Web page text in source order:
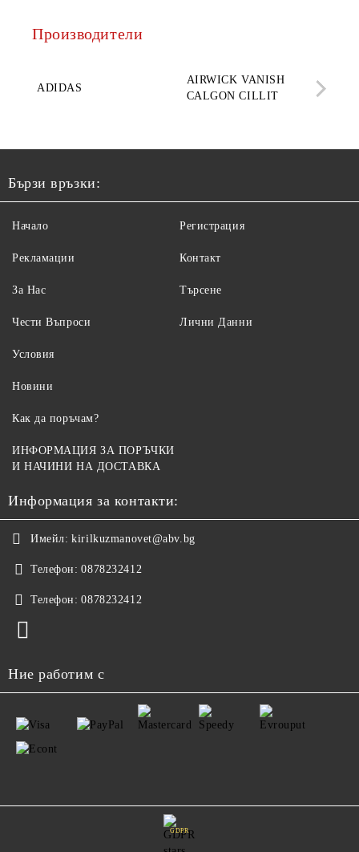
Производители
ADIDAS
AIRWICK VANISH
CALGON CILLIT
Бързи връзки:
Начало
Рекламации
За Нас
Чести Въпроси
Регистрация
Контакт
Търсене
Лични Данни
Условия
Новини
Как да поръчам?
ИНФОРМАЦИЯ ЗА ПОРЪЧКИ
И НАЧИНИ НА ДОСТАВКА
Информация за контакти:
Имейл: kirilkuzmanovet@abv.bg
Телефон: 0878232412
Телефон: 0878232412
Ние работим с
GDPR